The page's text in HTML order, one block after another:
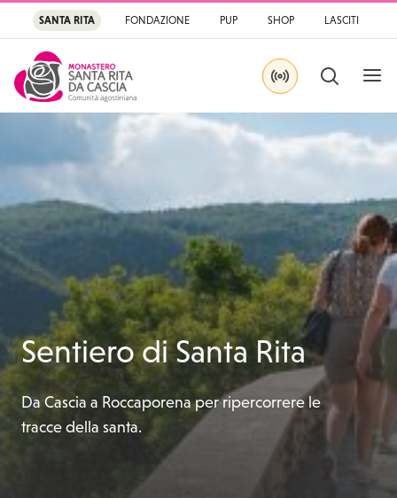
Santa Rita
Santuario di Santa
SANTA RITA FONDAZIONE PUP SHOP LASCITI
APRI
CERCA
IN DIRETTA SU
Sentiero di Santa Rita
Da Cascia a Roccaporena per ripercorrere le
tracce della santa.